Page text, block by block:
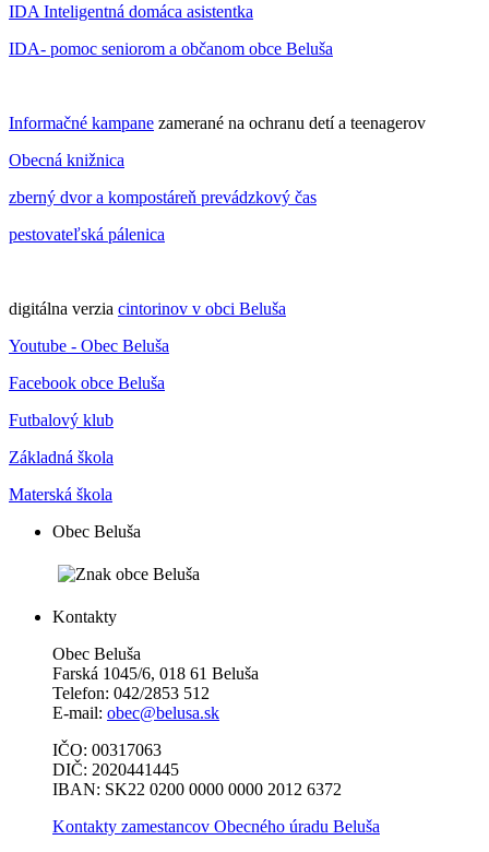
IDA Inteligentná domáca asistentka
IDA- pomoc seniorom a občanom obce Beluša
Informačné kampane zamerané na ochranu detí a teenagerov
Obecná knižnica
zberný dvor a kompostáreň prevádzkový čas
pestovateľská pálenica
digitálna verzia cintorinov v obci Beluša
Youtube - Obec Beluša
Facebook obce Beluša
Futbalový klub
Základná škola
Materská škola
Obec Beluša
Kontakty
Obec Beluša
Farská 1045/6, 018 61 Beluša
Telefon: 042/2853 512
E-mail: obec@belusa.sk
IČO: 00317063
DIČ: 2020441445
IBAN: SK22 0200 0000 0000 2012 6372
Kontakty zamestancov Obecného úradu Beluša